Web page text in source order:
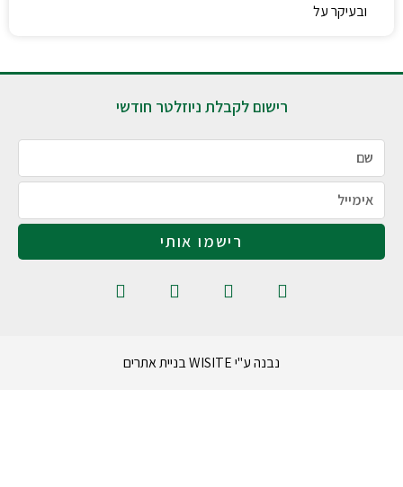
ובעיקר על
רישום לקבלת ניוזלטר חודשי
רישמו אותי
נבנה ע"י WISITE בניית אתרים